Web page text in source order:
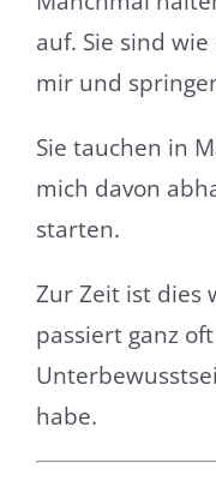
auf. Sie sind
mir und
Sie tauchen in
mich davon
starten.
Zur Zeit ist dies
passiert ganz
habe.